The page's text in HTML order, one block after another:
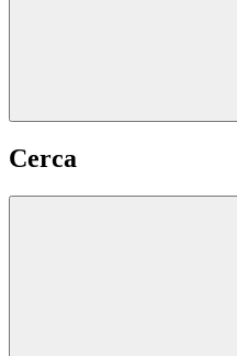
Cerca